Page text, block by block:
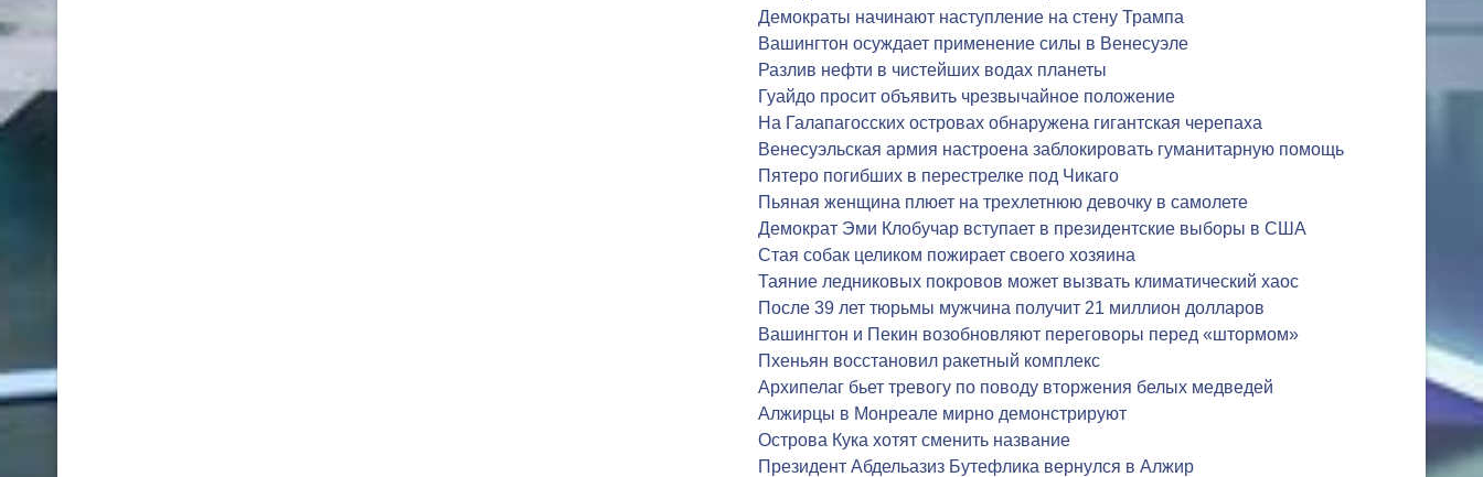
Демократы начинают наступление на стену Трампа
Вашингтон осуждает применение силы в Венесуэле
Разлив нефти в чистейших водах планеты
Гуайдо просит объявить чрезвычайное положение
На Галапагосских островах обнаружена гигантская черепаха
Венесуэльская армия настроена заблокировать гуманитарную помощь
Пятеро погибших в перестрелке под Чикаго
Пьяная женщина плюет на трехлетнюю девочку в самолете
Демократ Эми Клобучар вступает в президентские выборы в США
Стая собак целиком пожирает своего хозяина
Таяние ледниковых покровов может вызвать климатический хаос
После 39 лет тюрьмы мужчина получит 21 миллион долларов
Вашингтон и Пекин возобновляют переговоры перед «штормом»
Пхеньян восстановил ракетный комплекс
Архипелаг бьет тревогу по поводу вторжения белых медведей
Алжирцы в Монреале мирно демонстрируют
Острова Кука хотят сменить название
Президент Абдельазиз Бутефлика вернулся в Алжир